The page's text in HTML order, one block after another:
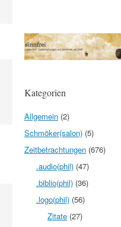
Kategorien
Allgemein (2)
Schmöker(salon) (5)
Zeitbetrachtungen (676)
.audio(phil)(47)
.biblio(phil)(36)
.logo(phil)(56)
Zitate (27)